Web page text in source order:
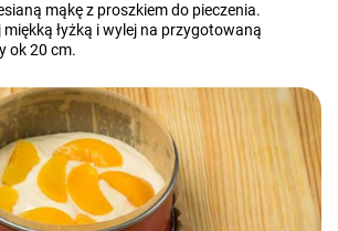
mąkę z proszkiem do pieczenia.
łyżką i wylej na przygotowaną
ok 20 cm.